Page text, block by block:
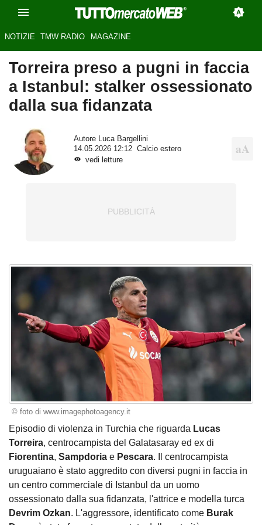
NOTIZIE TMW RADIO MAGAZINE
Torreira preso a pugni in faccia
a Istanbul: stalker ossessionato
dalla sua fidanzata
Autore Luca Bargellini
14.05.2026 12:12
Calcio estero
vedi letture
© foto di www.imagephotoagency.it
Episodio di violenza in Turchia che riguarda Lucas
Torreira, centrocampista del Galatasaray ed ex di
Fiorentina, Sampdoria e Pescara. Il centrocampista
uruguaiano è stato aggredito con diversi pugni in faccia in
un centro commerciale di Istanbul da un uomo
ossessionato dalla sua fidanzata, l'attrice e modella turca
Devrim Ozkan. L'aggressore, identificato come Burak